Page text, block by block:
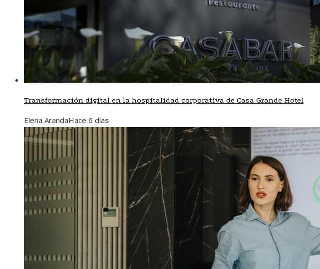
Transformación digital en la hospitalidad corporativa de Casa Grande Hotel
Elena ArandaHace 6 días